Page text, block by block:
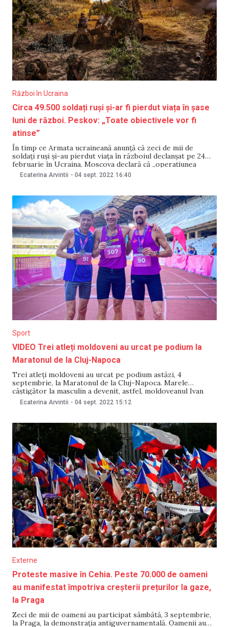
Război în Ucraina
Circa 49.500 soldați ruși și-ar fi pierdut viața în șase
luni de război. Peskov: „Toate obiectivele vor fi
atinse”
În timp ce Armata ucraineană anunță că zeci de mii de
soldați ruși și-au pierdut viața în războiul declanșat pe 24
februarie în Ucraina, Moscova declară că „operațiunea
specială” este în desfășurare și dă asigurări că „toate
obiectivele vor fi atinse”. „Operațiunea decurge de la sine,
Ecaterina Arvintii - 04 sept. 2022 16:40
Sport
VIDEO Trei atleți moldoveni au urcat pe podium la
Maratonul de la Cluj-Napoca
Trei atleți moldoveni au urcat pe podium astăzi, 4
septembrie, la Maratonul de la Cluj-Napoca. Marele
câștigător la masculin a devenit, astfel, moldoveanul Ivan
Sirius. Potrivit Comitetului Național Olimpic și Sportiv,
Sirius a fost urmat de alți doi atleți din Republica Moldova.
Ecaterina Arvintii - 04 sept. 2022 15:12
Externe
Proteste masive în Cehia. Peste 70.000 de oameni
au manifestat împotriva creșterii prețurilor la gaze,
la Praga
Zeci de mii de oameni au participat sâmbătă, 3 septembrie,
la Praga, la demonstrația antiguvernamentală. Oamenii au